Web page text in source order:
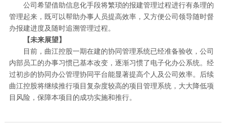
公司希望借助信息化手段将繁琐的报建管理过程进行有条理的
管理起来，既可以帮助办事人员提高效率，又方便公司领导随时督
办报建进度及随时追溯管理过程。
【未来展望】
目前，曲江控股一期在建的协同管理系统已经准备验收，公司
内部员工的办事习惯已基本改变，逐渐习惯了电子化办公系统。经
过初步的协同办公管理协同平台能显著提高个人及公司效率。后续
曲江控股将继续推行项目复杂度较高的项目管理系统，大大降低项
目风险，保障本项目的成功实施和推行。